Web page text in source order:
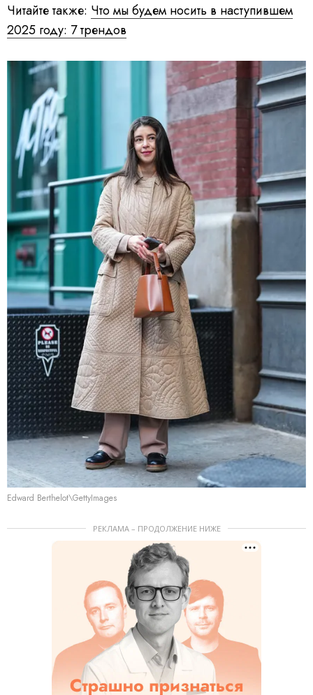
Читайте также: Что мы будем носить в наступившем
2025 году: 7 трендов
Edward Berthelot\GettyImages
РЕКЛАМА – ПРОДОЛЖЕНИЕ НИЖЕ